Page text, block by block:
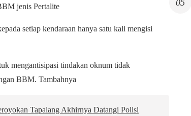
jenis Pertalite
setiap kendaraan hanya satu kali mengisi
mengantisipasi tindakan oknum tidak
BBM. Tambahnya
Tapalang Akhirnya Datangi Polisi
05